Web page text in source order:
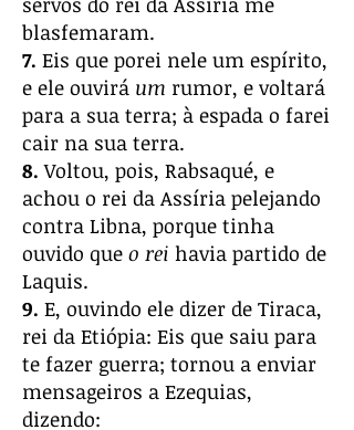
blasfemaram.
7. Eis que porei nele um espírito,
e ele ouvirá um rumor, e voltará
para a sua terra; à espada o farei
cair na sua terra.
8. Voltou, pois, Rabsaqué, e
achou o rei da Assíria pelejando
contra Libna, porque tinha
ouvido que o rei havia partido de
Laquis.
9. E, ouvindo ele dizer de Tiraca,
rei da Etiópia: Eis que saiu para
te fazer guerra; tornou a enviar
mensageiros a Ezequias,
dizendo: